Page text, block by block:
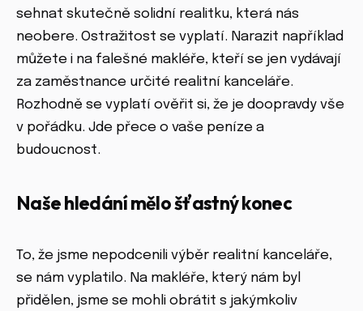
sehnat skutečně solidní realitku, která nás
neobere. Ostražitost se vyplatí. Narazit například
můžete i na falešné makléře, kteří se jen vydávají
za zaměstnance určité realitní kanceláře.
Rozhodně se vyplatí ověřit si, že je doopravdy vše
v pořádku. Jde přece o vaše peníze a
budoucnost.
Naše hledání mělo šťastný konec
To, že jsme nepodcenili výběr realitní kanceláře,
se nám vyplatilo. Na makléře, který nám byl
přidělen, jsme se mohli obrátit s jakýmkoliv